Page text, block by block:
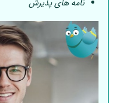
نامه های پذیرش